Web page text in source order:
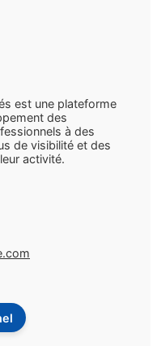
est une plateforme
des
à des
de visibilité et des
activité.